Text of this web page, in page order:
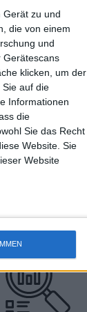
Gerät zu und
die von einem
und
Gerätescans
klicken, um der
auf die
Informationen
die
Sie das Recht
Website. Sie
Website